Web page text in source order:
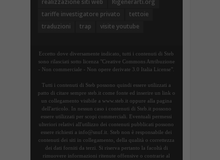
realizzazione siti web
Rigenerarti.org
tariffe investigatore privato
tettoie
traduzioni
trap visite youtube
Eccetto dove diversamente indicato, tutti i contenuti di Steb
sono rilasciati sotto licenza "Creative Commons Attribuzione
- Non commerciale - Non opere derivate 3.0 Italia License".
Tutti i contenuti di Steb possono quindi essere utilizzati a
patto di citare sempre steb.it come fonte ed inserire un link o
un collegamento visibile a www.steb.it oppure alla pagina
dell'articolo. In nessun caso i contenuti di Steb.it possono
essere utilizzati per scopi commerciali. Eventuali permessi
ulteriori relativi all'utilizzo dei contenuti pubblicati possono
essere richiesti a info@snuf.it. Steb non è responsabile dei
contenuti dei siti in collegamento, della qualità o correttezza
dei dati forniti da terzi. Si riserva pertanto la facoltà di
rimuovere informazioni ritenute offensive o contrarie al